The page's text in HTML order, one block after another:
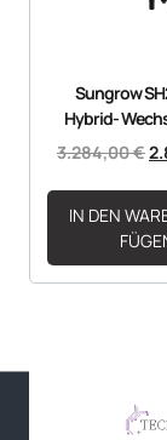
Sungrow
Hybrid-
3.284,00€
IN DEN